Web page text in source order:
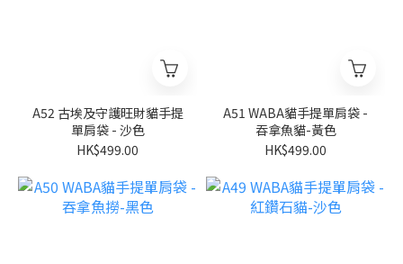
A52 古埃及守護旺財貓手提
單肩袋 - 沙色
HK$499.00
A51 WABA貓手提單肩袋 -
吞拿魚貓-黃色
HK$499.00